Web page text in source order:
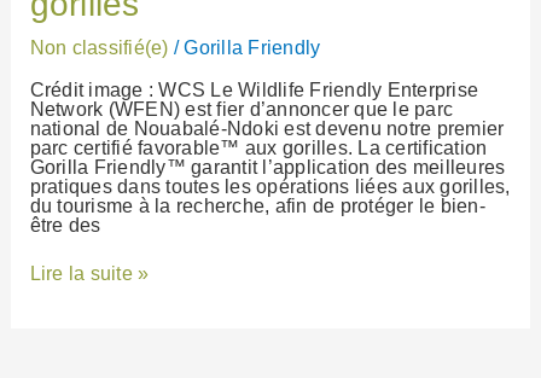
Non classifié(e) /Gorilla Friendly
Crédit image : WCS Le Wildlife Friendly Enterprise
Network (WFEN) est fier d’annoncer que le parc
national de Nouabalé-Ndoki est devenu notre premier
parc certifié favorable™ aux gorilles. La certification
Gorilla Friendly™ garantit l’application des meilleures
pratiques dans toutes les opérations liées aux gorilles,
du tourisme à la recherche, afin de protéger le bien-
être des
premier
certifié
aux™
gorilles
Lire la suite »